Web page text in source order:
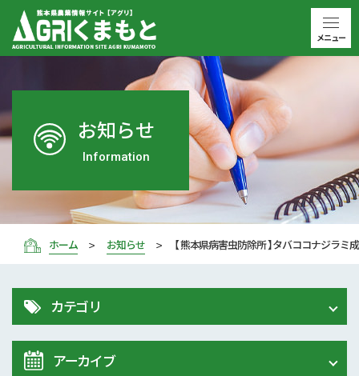
お知らせ
Information
ホーム お知らせ 【 熊本県病害虫防除所 】タバココナジラミ
カテゴリ
令和8年 熊本地震関連情報
アーカイブ
メニュー